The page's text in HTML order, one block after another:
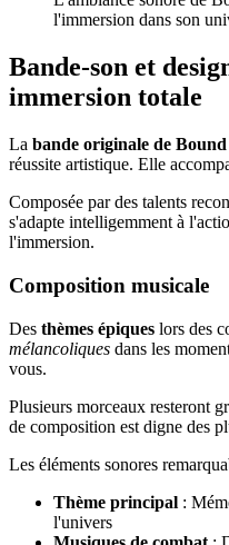
l'immersion dans son
Bande-son et
immersion totale
La bande originale de
réussite artistique. Elle
Composée par des talents
s'adapte intelligemment à
l'immersion.
Composition musicale
Des thèmes épiques lors des
mélancoliques dans les
vous.
Plusieurs morceaux resteront
de composition est digne des
Les éléments sonores
Thème principal :
l'univers